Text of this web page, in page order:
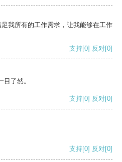
我所有的工作需求，让我能够在工作
支持[0] 反对[0]
了然。
支持[0] 反对[0]
支持[0] 反对[0]